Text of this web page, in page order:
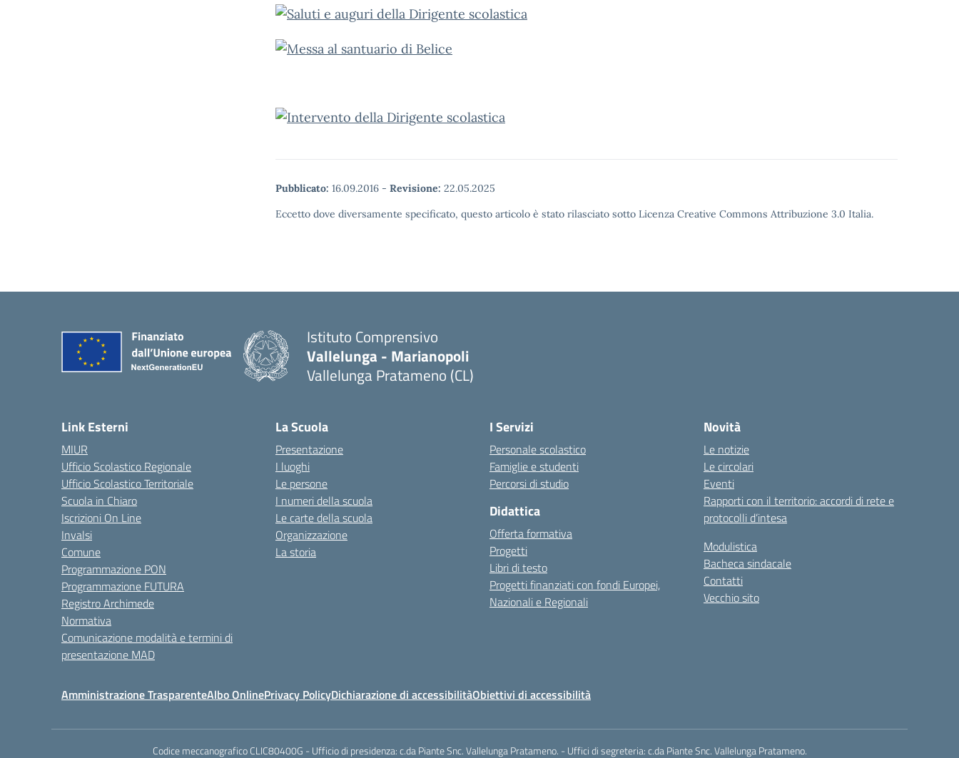
Pubblicato: 16.09.2016 - Revisione: 22.05.2025
Eccetto dove diversamente specificato, questo articolo è stato rilasciato sotto Licenza Creative Commons Attribuzione 3.0 Italia.
Istituto Comprensivo
Vallelunga - Marianopoli
Vallelunga Pratameno (CL)
Link Esterni
MIUR
Ufficio Scolastico Regionale
Ufficio Scolastico Territoriale
Scuola in Chiaro
Iscrizioni On Line
Invalsi
Comune
Programmazione PON
Programmazione FUTURA
Registro Archimede
Normativa
Comunicazione modalità e termini di
presentazione MAD
La Scuola
Presentazione
I luoghi
Le persone
I numeri della scuola
Le carte della scuola
Organizzazione
La storia
I Servizi
Personale scolastico
Famiglie e studenti
Percorsi di studio
Didattica
Offerta formativa
Progetti
Libri di testo
Progetti finanziati con fondi Europei,
Nazionali e Regionali
Novità
Le notizie
Le circolari
Eventi
Rapporti con il territorio: accordi di rete e
protocolli d’intesa
Modulistica
Bacheca sindacale
Contatti
Vecchio sito
Amministrazione TrasparenteAlbo OnlinePrivacy PolicyDichiarazione di accessibilitàObiettivi di accessibilità
Codice meccanografico CLIC80400G - Ufficio di presidenza: c.da Piante Snc. Vallelunga Pratameno. - Uffici di segreteria: c.da Piante Snc. Vallelunga Pratameno.